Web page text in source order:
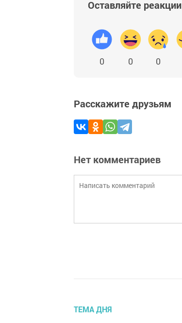
Оставляйте реакции
0 0 0
Расскажите друзьям
Нет комментариев
ТЕМА ДНЯ